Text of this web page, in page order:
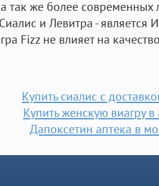
так же более
и Левитра - является
Fizz не влияет на
Купить сиалис с
Купить женскую виагру в
Дапоксетин аптека в